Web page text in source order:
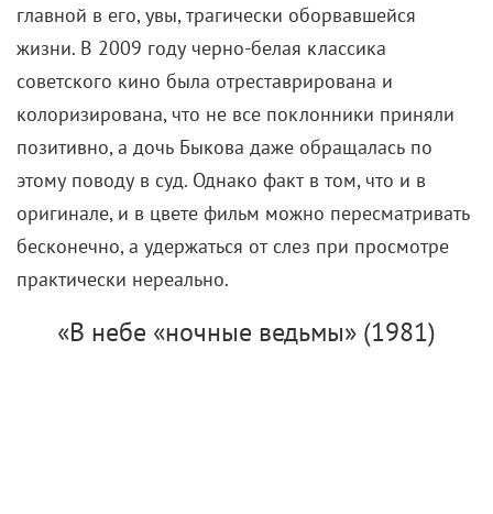
главной в его, увы, трагически оборвавшейся
жизни. В 2009 году черно-белая классика
советского кино была отреставрирована и
колоризирована, что не все поклонники приняли
позитивно, а дочь Быкова даже обращалась по
этому поводу в суд. Однако факт в том, что и в
оригинале, и в цвете фильм можно пересматривать
бесконечно, а удержаться от слез при просмотре
практически нереально.
«В небе «ночные ведьмы» (1981)